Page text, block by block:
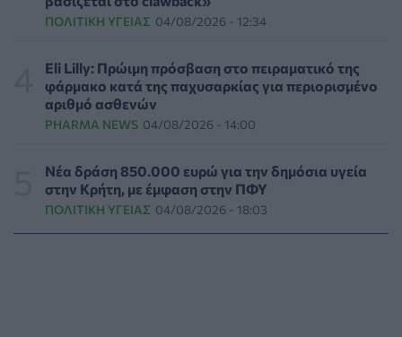
στους ανθρώπους - Τι έδειξε έρευνα
ΥΓΕΊΑ 06/08/2026 - 15:00
Θεσσαλονίκη: Νέοι ψεκασμοί κατά των κουνουπιών
σε 120.000 στρέμματα ορυζώνων στις 10, 11 και 12
Αυγούστου
ΠΟΛΙΤΙΚΉ ΥΓΕΊΑΣ 06/08/2026 - 14:41
ΕΔΟΕΑΠ: Συστάσεις για τις επερχόμενες ζέστες -
Πότε πρέπει να απευθυνθούμε στον γιατρό μας
ΥΓΕΊΑ 06/08/2026 - 14:17
ΠΟΛΙΤΙΚΉ ΥΓΕΊΑΣ 04/08/2026 - 12:34
Eli Lilly: Πρώιμη πρόσβαση στο πειραματικό της
φάρμακο κατά της παχυσαρκίας για περιορισμένο
αριθμό ασθενών
PHARMA NEWS 04/08/2026 - 14:00
Νέα δράση 850.000 ευρώ για την δημόσια υγεία
στην Κρήτη, με έμφαση στην ΠΦΥ
ΠΟΛΙΤΙΚΉ ΥΓΕΊΑΣ 04/08/2026 - 18:03